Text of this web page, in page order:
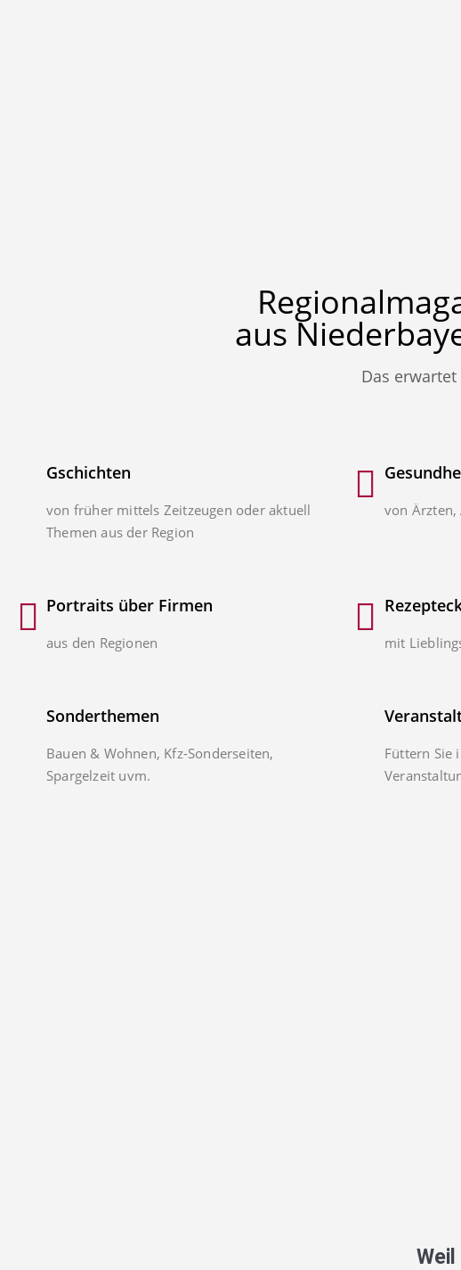
aus
Das
Gschichten
von früher mittels Zeitzeugen oder aktuell
Themen aus der Region
von
Portraits über Firmen
aus den Regionen mit
Sonderthemen
Bauen & Wohnen, Kfz-Sonderseiten,
Spargelzeit uvm.
Füttern Sie